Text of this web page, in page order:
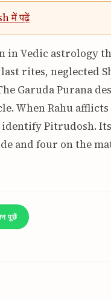
में पढ़ें
Vedic astrology
rites, neglected
Garuda Purana
When Rahu
Pitrudosh. Its
and four on the
पूछें